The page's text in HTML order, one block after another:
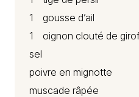
1 gousse d’ail
1 oignon clouté de
sel
poivre en mignotte
muscade râpée